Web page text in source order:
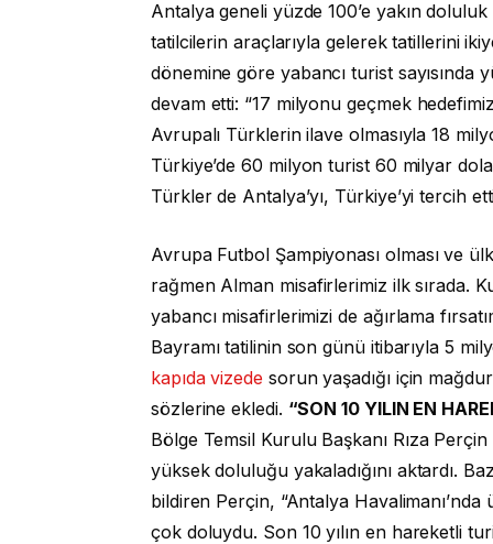
Antalya geneli yüzde 100’e yakın
tatilcilerin araçlarıyla gelerek tatillerini
dönemine göre yabancı turist sayısında
devam etti: “17 milyonu geçmek
Avrupalı Türklerin ilave olmasıyla 18
Türkiye’de 60 milyon turist 60 milyar
Türkler de Antalya’yı, Türkiye’yi tercih
Avrupa Futbol Şampiyonası olması ve
rağmen Alman misafirlerimiz ilk sırada.
yabancı misafirlerimizi de ağırlama
Bayramı tatilinin son günü itibarıyla 5
kapıda vizede sorun yaşadığı için
sözlerine ekledi. “SON 10 YILIN EN
Bölge Temsil Kurulu Başkanı Rıza
yüksek doluluğu yakaladığını aktardı.
bildiren Perçin, “Antalya
çok doluydu. Son 10 yılın en hareketli